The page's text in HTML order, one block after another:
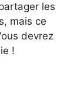
les
mais ce
devrez
!